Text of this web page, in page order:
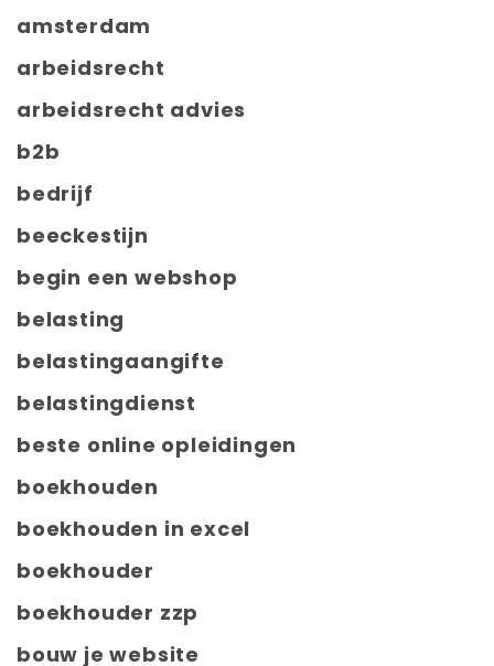
amsterdam
arbeidsrecht
arbeidsrecht advies
b2b
bedrijf
beeckestijn
begin een webshop
belasting
belastingaangifte
belastingdienst
beste online opleidingen
boekhouden
boekhouden in excel
boekhouder
boekhouder zzp
bouw je website